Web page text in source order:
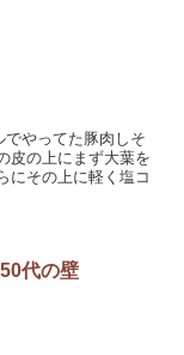
でやってた豚肉しそ
皮の上にまず大葉を
その上に軽く塩コ
代の壁